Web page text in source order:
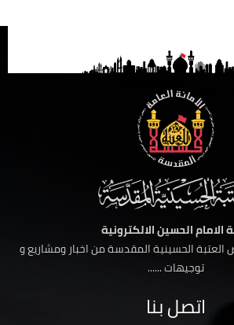
الامام الحسين الالكترونية
الحسينية المقدسة من اخبار ومشاريع و
توجيهات ......
اتصل بنا